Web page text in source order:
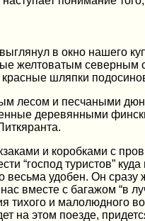
в окно нашего
желтоватым северным
шляпки
лесом и песчаными
деревянными
и коробками с
“господ туристов”
удобен. Он сразу
нас вместе с багажом
тихого и малолюдного
на этом поезде,